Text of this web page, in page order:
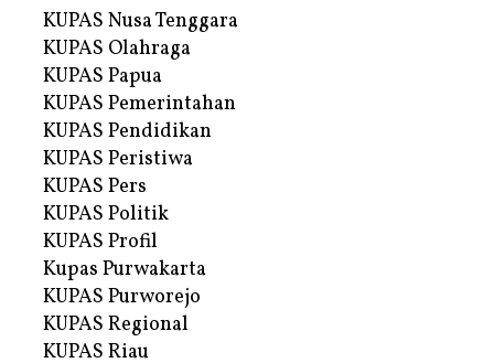
KUPAS Nusa Tenggara
KUPAS Olahraga
KUPAS Papua
KUPAS Pemerintahan
KUPAS Pendidikan
KUPAS Peristiwa
KUPAS Pers
KUPAS Politik
KUPAS Profil
Kupas Purwakarta
KUPAS Purworejo
KUPAS Regional
KUPAS Riau